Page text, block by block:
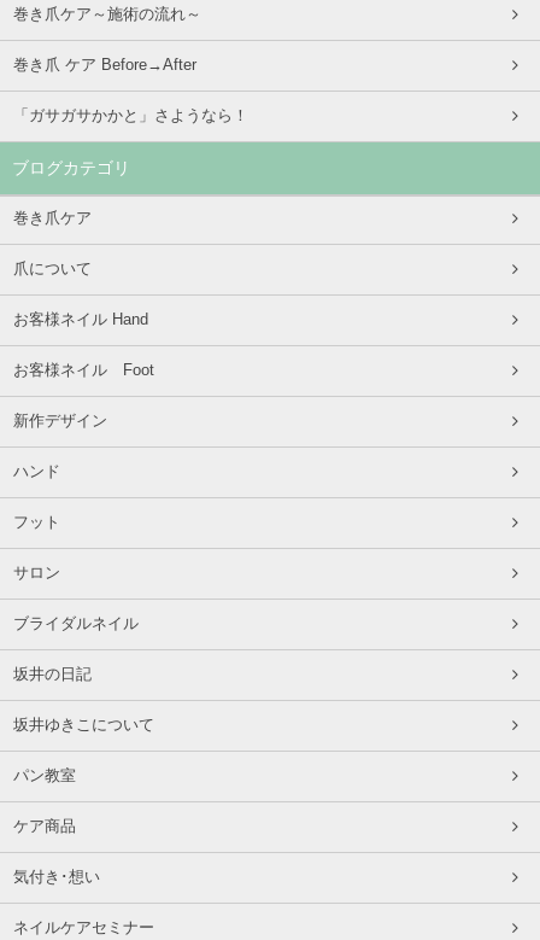
巻き爪ケア～施術の流れ～
巻き爪 ケア Before→After
「ガサガサかかと」さようなら！
ブログカテゴリ
巻き爪ケア
爪について
お客様ネイル Hand
お客様ネイル Foot
新作デザイン
ハンド
フット
サロン
ブライダルネイル
坂井の日記
坂井ゆきこについて
パン教室
ケア商品
気付き･想い
ネイルケアセミナー